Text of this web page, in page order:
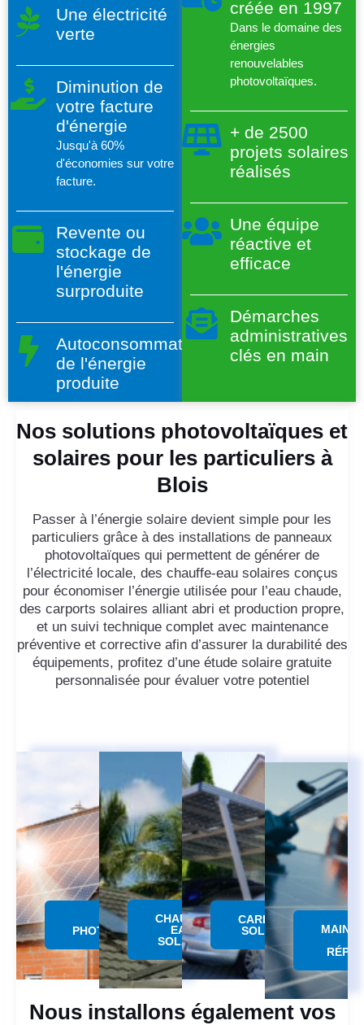
Une électricité
verte
Diminution de
votre facture
d'énergie
Jusqu'à 60%
d'économies sur votre
facture.
Revente ou
stockage de
l'énergie
surproduite
Autoconsommation
de l'énergie
produite
créée en 1997
Dans le domaine des
énergies
renouvelables
photovoltaïques.
+ de 2500
projets solaires
réalisés
Une équipe
réactive et
efficace
Démarches
administratives
clés en main
Nos solutions photovoltaïques et
solaires pour les particuliers à
Blois
Passer à l’énergie solaire devient simple pour les
particuliers grâce à des installations de panneaux
photovoltaïques qui permettent de générer de
l’électricité locale, des chauffe-eau solaires conçus
pour économiser l’énergie utilisée pour l’eau chaude,
des carports solaires alliant abri et production propre,
et un suivi technique complet avec maintenance
préventive et corrective afin d’assurer la durabilité des
équipements, profitez d’une étude solaire gratuite
personnalisée pour évaluer votre potentiel
PANNEAU
PHOTOVOLTAÏQUE
CHAUFFE
EAU
SOLAIRE
CARPORT
SOLAIRE
Nous installons également vos